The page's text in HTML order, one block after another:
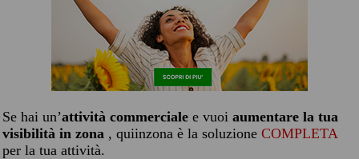
Se hai un’attività commerciale e vuoi aumentare la tua
visibilità in zona , quiinzona è la soluzione COMPLETA
per la tua attività.